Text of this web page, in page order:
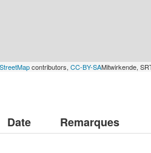
contributors, CC-BY-SAMitwirkende,
Date Remarques